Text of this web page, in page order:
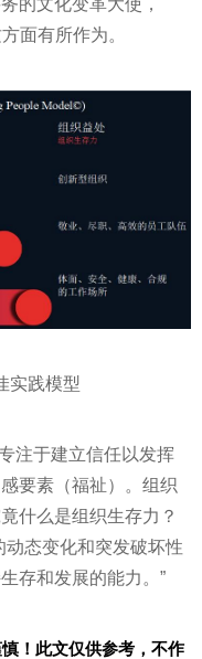
的文化变革大使，
面有所作为。
实践模型
注于建立信任以发挥
要素（福祉）。组织
什么是组织生存力？
动态变化和突发破坏性
存和发展的能力。”
！此文仅供参考，不作